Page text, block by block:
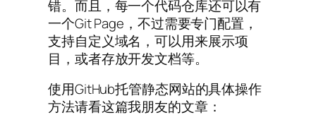
错。而且，每一个代码仓库还可以有
一个Git Page，不过需要专门配置，
支持自定义域名，可以用来展示项
目，或者存放开发文档等。
使用GitHub托管静态网站的具体操作
方法请看这篇我朋友的文章：